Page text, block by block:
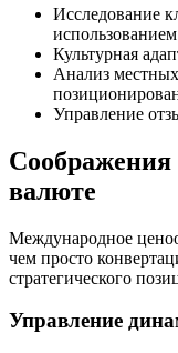
Исследование
Культурная
Анализ
Управление
Соображения
валюте
Международное
чем просто
стратегического
Управление